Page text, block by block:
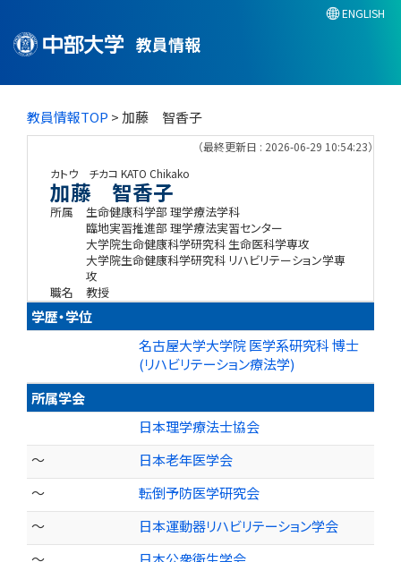
教員情報
ENGLISH
教員情報TOP > 加藤 智香子
（最終更新日 : 2026-06-29 10:54:23）
カトウ チカコ KATO Chikako
加藤 智香子
所属
生命健康科学部 理学療法学科
臨地実習推進部 理学療法実習センター
大学院生命健康科学研究科 生命医科学専攻
大学院生命健康科学研究科 リハビリテーション学専
攻
職名
教授
学歴・学位
名古屋大学大学院 医学系研究科 博士
(リハビリテーション療法学)
所属学会
日本理学療法士協会
～
日本老年医学会
～
転倒予防医学研究会
～
日本運動器リハビリテーション学会